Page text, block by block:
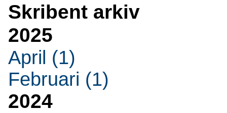
Skribent arkiv
2025
April (1)
Februari (1)
2024